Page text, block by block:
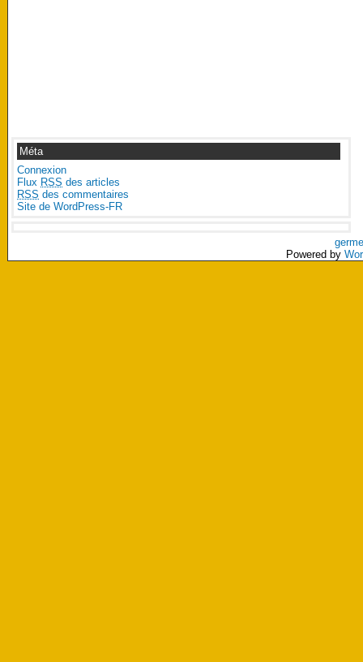
Méta
Connexion
Flux RSS des articles
RSS des commentaires
Site de WordPress-FR
Powered by